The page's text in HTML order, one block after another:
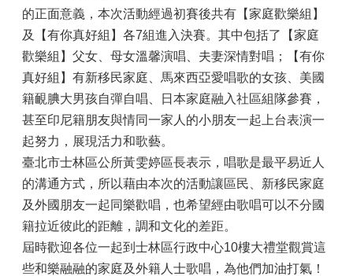
的正面意義，本次活動經過初賽後共有【家庭歡樂組】
及【有你真好組】各7組進入決賽。其中包括了【家庭
歡樂組】父女、母女溫馨演唱、夫妻深情對唱；【有你
真好組】有新移民家庭、馬來西亞愛唱歌的女孩、美國
籍靦腆大男孩自彈自唱、日本家庭融入社區組隊參賽，
甚至印尼籍朋友與情同一家人的小朋友一起上台表演一
起努力，展現活力和歌藝。
臺北市士林區公所黃雯婷區長表示，唱歌是最平易近人
的溝通方式，所以藉由本次的活動讓區民、新移民家庭
及外國朋友一起同樂歡唱，也希望經由歌唱可以不分國
籍拉近彼此的距離，調和文化的差距。
屆時歡迎各位一起到士林區行政中心10樓大禮堂觀賞這
些和樂融融的家庭及外籍人士歌唱，為他們加油打氣！